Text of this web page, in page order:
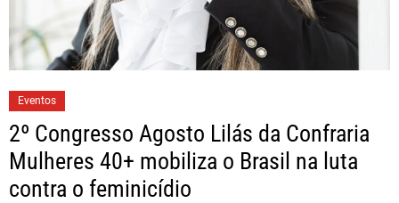
Eventos
2º Congresso Agosto Lilás da Confraria
Mulheres 40+ mobiliza o Brasil na luta
contra o feminicídio